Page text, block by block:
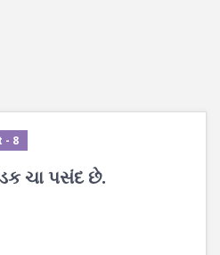
- 8
ચા પસંદ છે.